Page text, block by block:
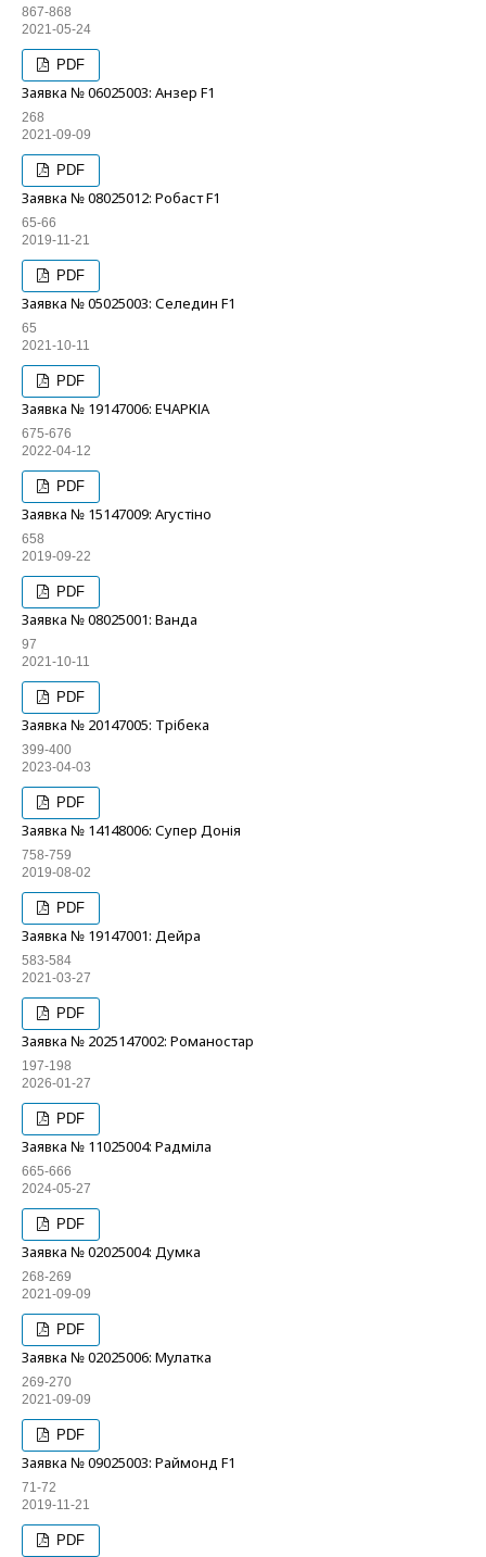
867-868
2021-05-24
PDF
Заявка № 06025003: Анзер F1
268
2021-09-09
PDF
Заявка № 08025012: Робаст F1
65-66
2019-11-21
PDF
Заявка № 05025003: Селедин F1
65
2021-10-11
PDF
Заявка № 19147006: ЕЧАРКІА
675-676
2022-04-12
PDF
Заявка № 15147009: Агустіно
658
2019-09-22
PDF
Заявка № 08025001: Ванда
97
2021-10-11
PDF
Заявка № 20147005: Трібека
399-400
2023-04-03
PDF
Заявка № 14148006: Супер Донія
758-759
2019-08-02
PDF
Заявка № 19147001: Дейра
583-584
2021-03-27
PDF
Заявка № 2025147002: Романостар
197-198
2026-01-27
PDF
Заявка № 11025004: Радміла
665-666
2024-05-27
PDF
Заявка № 02025004: Думка
268-269
2021-09-09
PDF
Заявка № 02025006: Мулатка
269-270
2021-09-09
PDF
Заявка № 09025003: Раймонд F1
71-72
2019-11-21
PDF